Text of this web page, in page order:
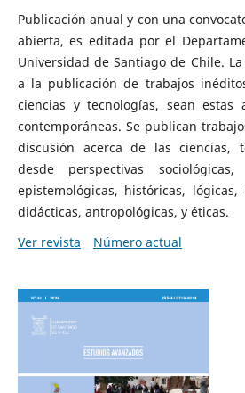
Publicación anual y con una
abierta, es editada por el
Universidad de Santiago de Chile.
a la publicación de trabajos
ciencias y tecnologías, sean estas
contemporáneas. Se publican
discusión acerca de las ciencias,
desde perspectivas
epistemológicas, históricas, lógicas,
didácticas, antropológicas, y éticas.
Ver revista
Número actual